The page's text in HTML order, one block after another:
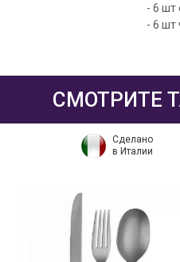
- 6 шт
- 6 шт
СМОТРИТЕ
Сделано
в Италии